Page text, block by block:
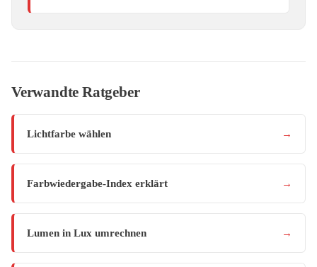
Verwandte Ratgeber
Lichtfarbe wählen →
Farbwiedergabe-Index erklärt →
Lumen in Lux umrechnen →